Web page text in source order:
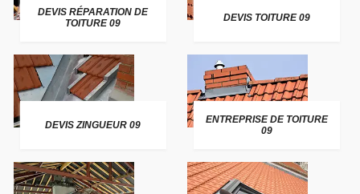
DEVIS RÉPARATION DE
TOITURE 09
DEVIS TOITURE 09
DEVIS ZINGUEUR 09
ENTREPRISE DE TOITURE
09